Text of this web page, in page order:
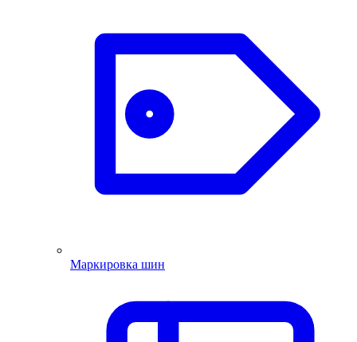
Маркировка шин